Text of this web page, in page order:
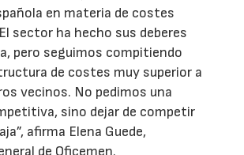
en materia de costes
sector ha hecho sus deberes
pero seguimos compitiendo
de costes muy superior a
vecinos. No pedimos una
sino dejar de competir
afirma Elena Guede,
de Oficemen.